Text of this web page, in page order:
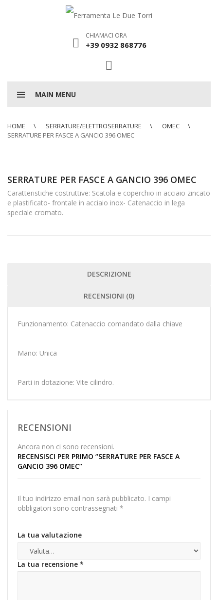
CHIAMACI ORA
+39 0932 868776
MAIN MENU
HOME SERRATURE/ELETTROSERRATURE
OMEC
SERRATURE PER FASCE A GANCIO 396 OMEC
SERRATURE PER FASCE A GANCIO 396 OMEC
Caratteristiche costruttive: Scatola e coperchio in acciaio zincato
e plastificato- frontale in acciaio inox- Catenaccio in lega
speciale cromato.
DESCRIZIONE
RECENSIONI (0)
Funzionamento: Catenaccio comandato dalla chiave
Mano: Unica
Parti in dotazione: Vite cilindro.
RECENSIONI
Ancora non ci sono recensioni.
RECENSISCI PER PRIMO “SERRATURE PER FASCE A
GANCIO 396 OMEC”
Il tuo indirizzo email non sarà pubblicato. I campi
obbligatori sono contrassegnati *
La tua valutazione
La tua recensione *